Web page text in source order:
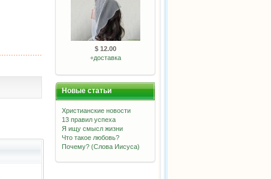
$ 12.00
+доставка
Новые статьи
Христианские новости
13 правил успеха
Я ищу смысл жизни
Что такое любовь?
Почему? (Слова Иисуса)